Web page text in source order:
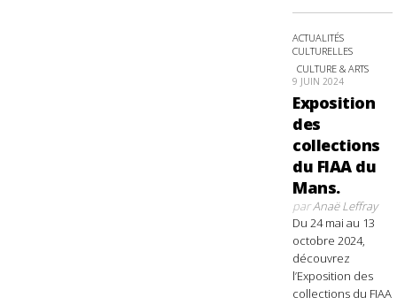
ACTUALITÉS
CULTURELLES
CULTURE & ARTS
9 JUIN 2024
Exposition
des
collections
du FIAA du
Mans.
parAnaë Leffray
Du 24 mai au 13
octobre 2024,
découvrez
l’Exposition des
collections du FIAA